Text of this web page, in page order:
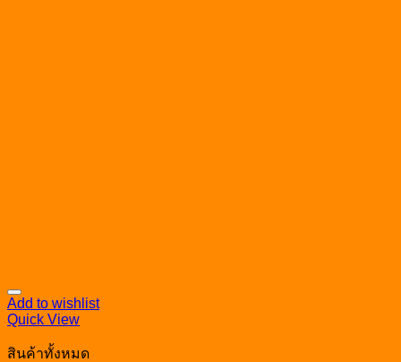
Add to wishlist
Quick View
สินค้าทั้งหมด